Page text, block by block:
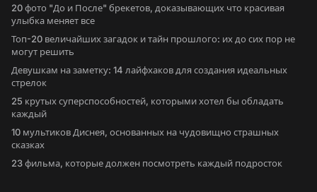
20 фото "До и После" брекетов, доказывающих что красивая
улыбка меняет все
Топ-20 величайших загадок и тайн прошлого: их до сих пор не
могут решить
Девушкам на заметку: 14 лайфхаков для создания идеальных
стрелок
25 крутых суперспособностей, которыми хотел бы обладать
каждый
10 мультиков Диснея, основанных на чудовищно страшных
сказках
23 фильма, которые должен посмотреть каждый подросток